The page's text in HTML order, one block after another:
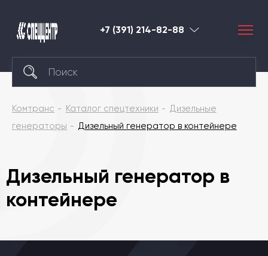
+7 (391) 214-82-88 Красноярск
Комтранс Каталог спецтехники
Дизельные
генераторы
Дизельный генератор в контейнере
Дизельный генератор в
контейнере